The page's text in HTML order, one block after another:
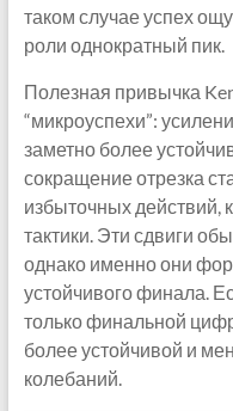
таком случае успех
роли однократный пик.
Полезная привычка
“микроуспехи”:
заметно более
сокращение отрезка
избыточных действий,
тактики. Эти сдвиги
однако именно они
устойчивого финала.
только финальной
более устойчивой и
колебаний.